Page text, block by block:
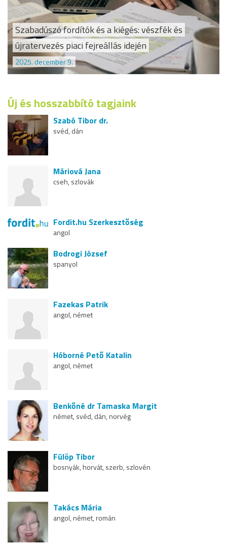
Szabadúszó fordítók és a kiégés: vészfék és
újratervezés piaci fejreállás idején
2025. december 9.
Új és hosszabbító tagjaink
Szabó Tibor dr.
svéd, dán
Máriová Jana
cseh, szlovák
Fordit.hu Szerkesztőség
angol
Bodrogi József
spanyol
Fazekas Patrik
angol, német
Hóborné Pető Katalin
angol, német
Benkőné dr Tamaska Margit
német, svéd, dán, norvég
Fülöp Tibor
bosnyák, horvát, szerb, szlovén
Takács Mária
angol, német, román